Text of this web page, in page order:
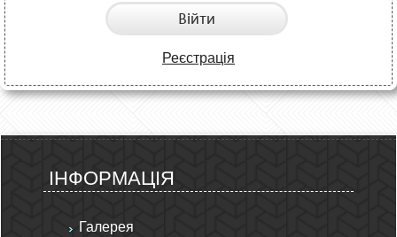
Війти
Реєстрація
ІНФОРМАЦІЯ
Галерея